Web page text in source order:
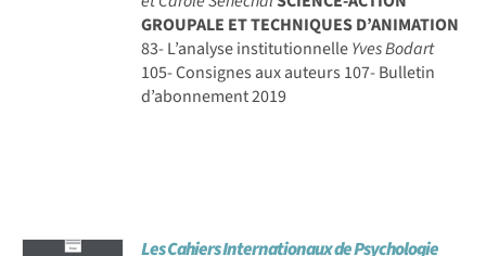
GROUPALE ET TECHNIQUES D’ANIMATION
83- L’analyse institutionnelleYves Bodart
105- Consignes aux auteurs 107- Bulletin
d’abonnement 2019
Les Cahiers Internationaux de Psychologie